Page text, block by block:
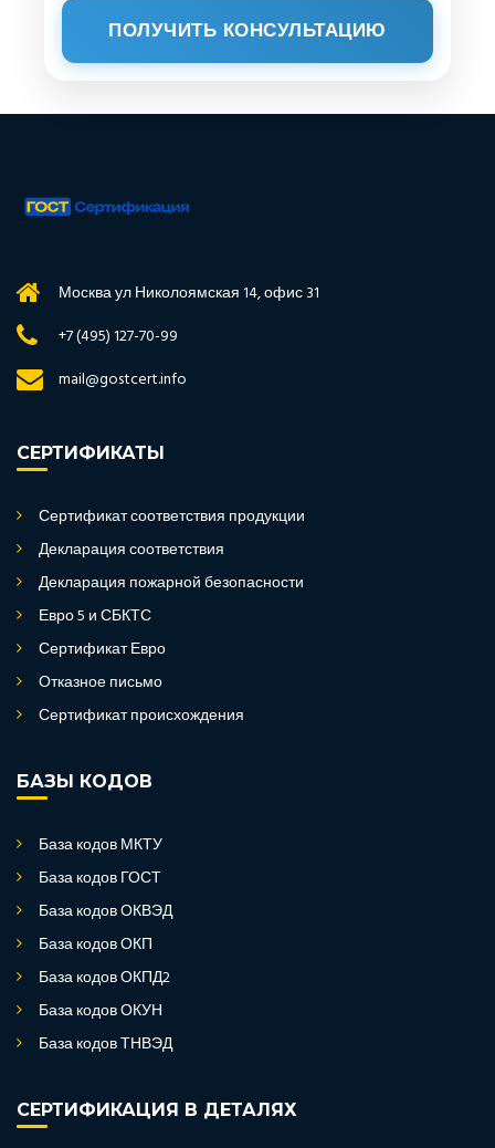
ПОЛУЧИТЬ КОНСУЛЬТАЦИЮ
Москва ул Николоямская 14, офис 31
+7 (495) 127-70-99
mail@gostcert.info
СЕРТИФИКАТЫ
Сертификат соответствия продукции
Декларация соответствия
Декларация пожарной безопасности
Евро 5 и СБКТС
Сертификат Евро
Отказное письмо
Сертификат происхождения
БАЗЫ КОДОВ
База кодов МКТУ
База кодов ГОСТ
База кодов ОКВЭД
База кодов ОКП
База кодов ОКПД2
База кодов ОКУН
База кодов ТНВЭД
СЕРТИФИКАЦИЯ В ДЕТАЛЯХ